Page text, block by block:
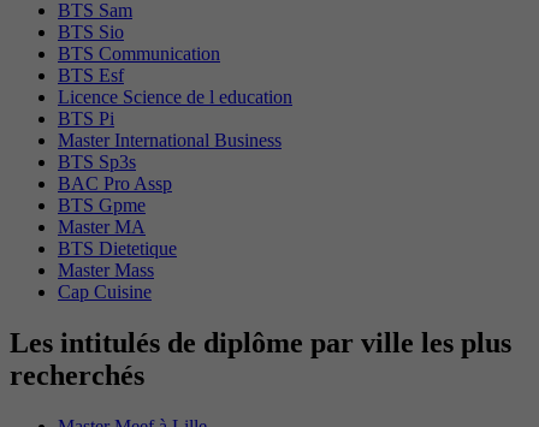
BTS Sam
BTS Sio
BTS Communication
BTS Esf
Licence Science de l education
BTS Pi
Master International Business
BTS Sp3s
BAC Pro Assp
BTS Gpme
Master MA
BTS Dietetique
Master Mass
Cap Cuisine
Les intitulés de diplôme par ville les plus
recherchés